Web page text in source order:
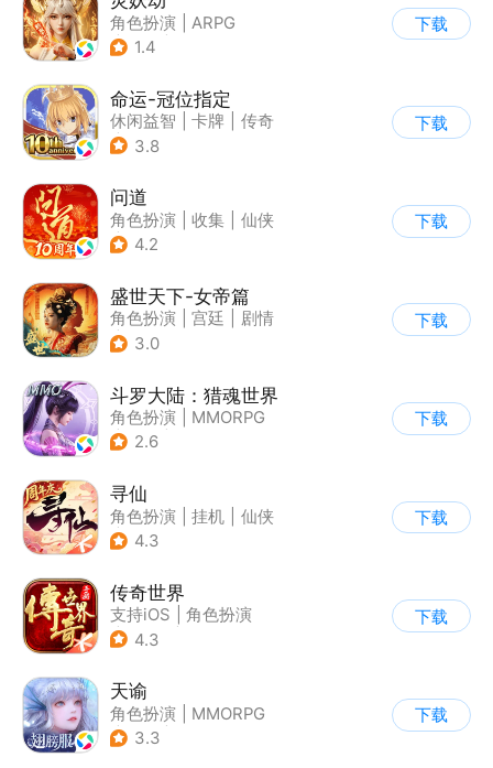
角色扮演
ARPG
| 仙侠
1.4
下载
命运-冠位指定
休闲益智 卡牌
传奇
| 命运
3.8
下载
问道
角色扮演 收集
仙侠
| 宠物
4.2
下载
盛世天下-女帝篇
角色扮演 宫廷
剧情
| 腾讯
3.0
下载
斗罗大陆：猎魂世界
角色扮演
MMORPG
| 奇幻
2.6
下载
寻仙
角色扮演 挂机
仙侠
| 寻仙
4.3
下载
传奇世界
支持iOS
角色扮演
| ARPG
4.3
下载
天谕
角色扮演
MMORPG
| 奇幻
3.3
下载